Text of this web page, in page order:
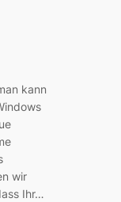
kann
wir
Ihr…